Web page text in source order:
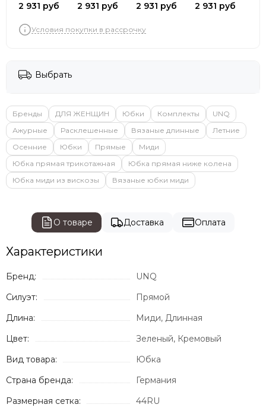
2 931 руб 2 931 руб 2 931 руб 2 931 руб
Условия покупки в рассрочку
Выбрать
Бренды ДЛЯ ЖЕНЩИН Юбки Комплекты
UNQ
Ажурные
Расклешенные Вязаные длинные
Летние
Осенние
Юбки Прямые
Миди
Юбка прямая трикотажная
Юбка прямая ниже колена
Юбка миди из вискозы
Вязаные юбки миди
О товаре Доставка Оплата
Характеристики
Бренд:
UNQ
Силуэт:
Прямой
Длина:
Миди, Длинная
Цвет:
Зеленый, Кремовый
Вид товара:
Юбка
Страна бренда:
Германия
Размерная сетка:
44RU